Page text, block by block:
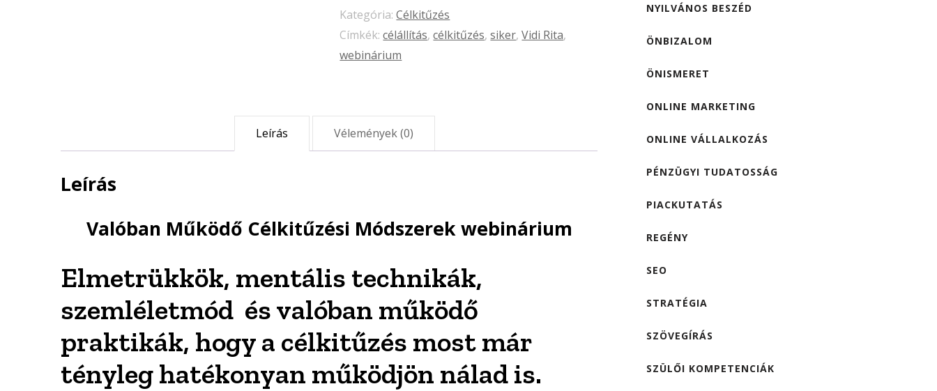
Kategória:Célkitűzés
Címkék:célállítás,célkitűzés,siker,Vidi Rita,
webinárium
Leírás Vélemények (0)
Leírás
Valóban Működő Célkitűzési Módszerek webinárium
Elmetrükkök, mentális technikák,
szemléletmód és valóban működő
praktikák, hogy a célkitűzés most már
tényleg hatékonyan működjön nálad is.
NYILVÁNOS BESZÉD
ÖNBIZALOM
ÖNISMERET
ONLINE MARKETING
ONLINE VÁLLALKOZÁS
PÉNZÜGYI TUDATOSSÁG
PIACKUTATÁS
REGÉNY
SEO
STRATÉGIA
SZÖVEGÍRÁS
SZÜLŐI KOMPETENCIÁK